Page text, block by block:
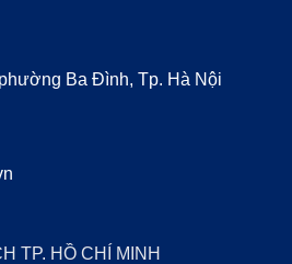
Ba Đình, Tp. Hà Nội
TP. HỒ CHÍ MINH